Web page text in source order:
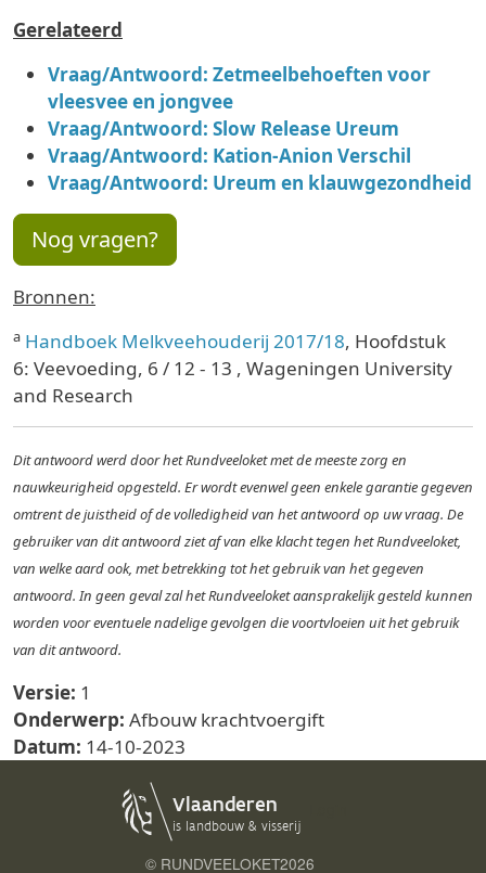
Gerelateerd
Vraag/Antwoord: Zetmeelbehoeften voor
vleesvee en jongvee
Vraag/Antwoord: Slow Release Ureum
Vraag/Antwoord: Kation-Anion Verschil
Vraag/Antwoord: Ureum en klauwgezondheid
Nog vragen?
Bronnen:
a Handboek Melkveehouderij 2017/18, Hoofdstuk
6: Veevoeding, 6 / 12 - 13 , Wageningen University
and Research
Dit antwoord werd door het Rundveeloket met de meeste zorg en
nauwkeurigheid opgesteld. Er wordt evenwel geen enkele garantie gegeven
omtrent de juistheid of de volledigheid van het antwoord op uw vraag. De
gebruiker van dit antwoord ziet af van elke klacht tegen het Rundveeloket,
van welke aard ook, met betrekking tot het gebruik van het gegeven
antwoord. In geen geval zal het Rundveeloket aansprakelijk gesteld kunnen
worden voor eventuele nadelige gevolgen die voortvloeien uit het gebruik
van dit antwoord.
Versie: 1
Onderwerp: Afbouw krachtvoergift
Datum: 14-10-2023
© RUNDVEELOKET2026